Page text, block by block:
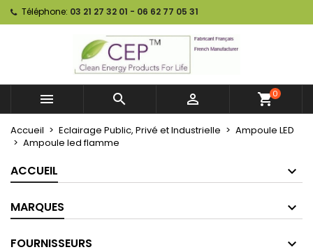
Téléphone: 03 21 27 32 01 - 06 62 77 05 31
   shopping_cart0
Accueil Eclairage Public, Privé et Industrielle
Ampoule LED
Ampoule led flamme
ACCUEIL
MARQUES
FOURNISSEURS